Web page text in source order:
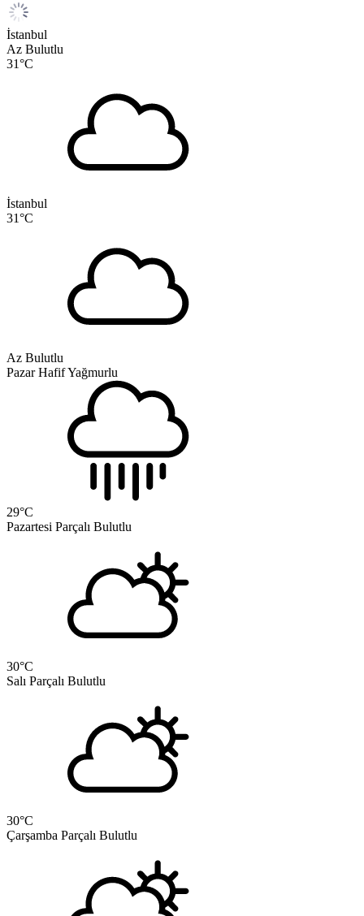
İstanbul
Az Bulutlu
31°C
İstanbul
31°C
Az Bulutlu
Pazar Hafif Yağmurlu
29°C
Pazartesi Parçalı Bulutlu
30°C
Salı Parçalı Bulutlu
30°C
Çarşamba Parçalı Bulutlu